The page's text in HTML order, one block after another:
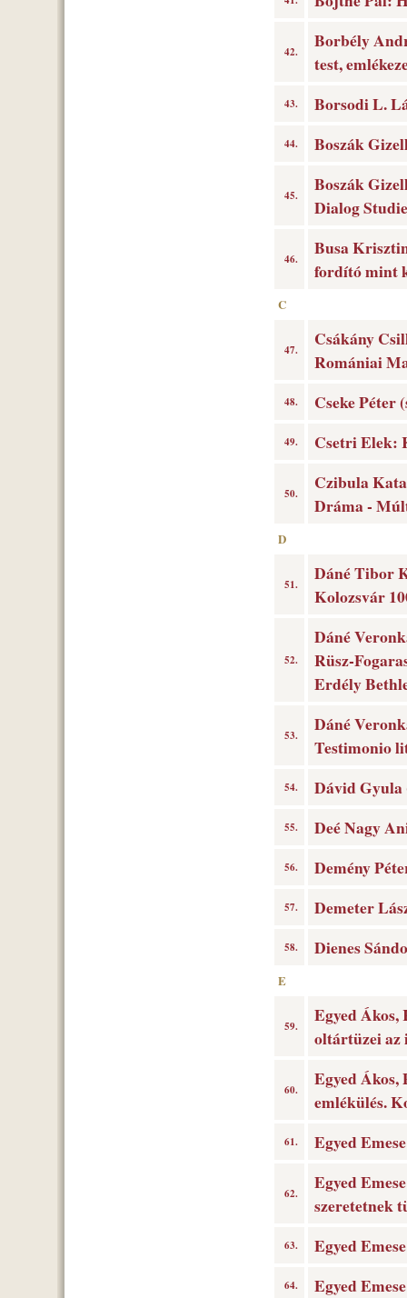
42.
Borbély
test,
43. Borsodi L.
44. Boszák
45.
Boszák
Dialog
46.
Busa
fordító mint
C
47.
Csákány
Romániai
48. Cseke Péter
49. Csetri Elek:
50.
Czibula
Dráma -
D
51.
Dáné Tibor
Kolozsvár
52.
Dáné
Rüsz-
Erdély
53.
Dáné
Testimonio
54. Dávid Gyula
55. Deé Nagy
56. Demény
57. Demeter
58. Dienes
E
59.
Egyed
oltártüzei az
60.
Egyed
emlékülés.
61. Egyed
62.
Egyed
szeretetnek
63. Egyed
64. Egyed